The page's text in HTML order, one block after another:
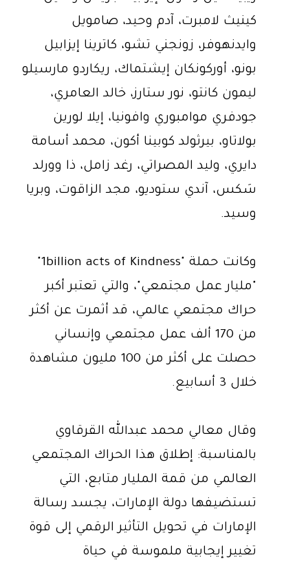
كينيث لامبرت، آدم وحيد، صامويل
وايدنهوفر، زونجني تشو، كاترينا إيزابيل
بونو، أوركونكان إيشتماك، ريكاردو مارسيلو
ليمون كانتو، نور ستارز، خالد العامري،
جودفري موامبوري وافونيا، إيلا لورين
بولاتاو، بيرثولد كوبينا أكون، محمد أسامة
دايري، وليد المصراتي، رغد زامل، ذا وورلد
سَكس، آندي ستوديو، مجد الزاقوت، وبريا
وسيد.
وكانت حملة "1billion acts of Kindness"
"مليار عمل مجتمعي"، والتي تعتبر أكبر
حراك مجتمعي عالمي، قد أثمرت عن أكثر
من 170 ألف عمل مجتمعي وإنساني
حصلت على أكثر من 100 مليون مشاهدة
خلال 3 أسابيع.
وقال معالي محمد عبدالله القرقاوي
بالمناسبة: إطلاق هذا الحراك المجتمعي
العالمي من قمة المليار متابع، التي
تستضيفها دولة الإمارات، يجسد رسالة
الإمارات في تحويل التأثير الرقمي إلى قوة
تغيير إيجابية ملموسة في حياة